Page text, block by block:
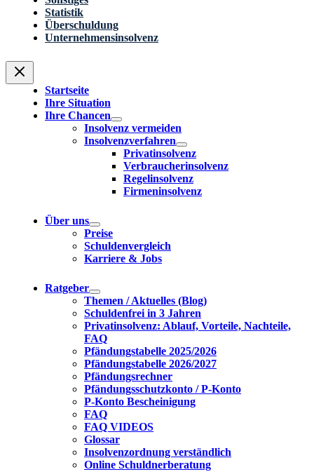
Statistik
Überschuldung
Unternehmensinsolvenz
Startseite
Ihre Situation
Ihre Chancen
Insolvenz vermeiden
Insolvenzverfahren
Privatinsolvenz
Verbraucherinsolvenz
Regelinsolvenz
Firmeninsolvenz
Über uns
Preise
Schuldenvergleich
Karriere & Jobs
Ratgeber
Themen / Aktuelles (Blog)
Schuldenfrei in 3 Jahren
Privatinsolvenz: Ablauf, Vorteile, Nachteile,
FAQ
Pfändungstabelle 2025/2026
Pfändungstabelle 2026/2027
Pfändungsrechner
Pfändungsschutzkonto / P-Konto
P-Konto Bescheinigung
FAQ
FAQ VIDEOS
Glossar
Insolvenzordnung verständlich
Online Schuldnerberatung